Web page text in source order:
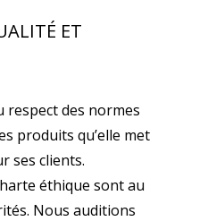
ET
respect des normes
produits qu’elle met
ses clients.
éthique sont au
Nous auditions